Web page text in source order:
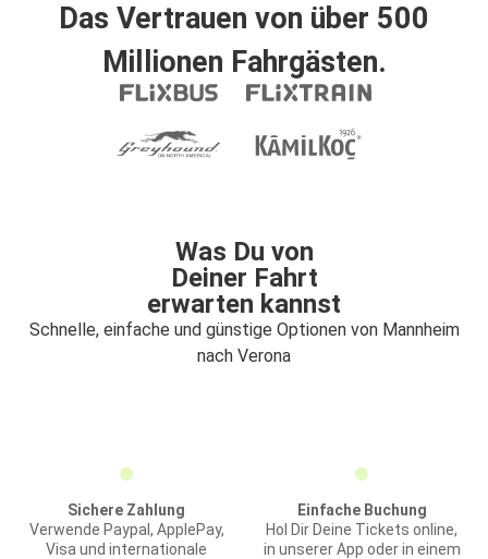
Das Vertrauen von über 500
Millionen Fahrgästen.
Was Du von
Deiner Fahrt
erwarten kannst
Schnelle, einfache und günstige Optionen von Mannheim
nach Verona
Sichere Zahlung
Verwende Paypal, ApplePay,
Visa und internationale
Einfache Buchung
Hol Dir Deine Tickets online,
in unserer App oder in einem